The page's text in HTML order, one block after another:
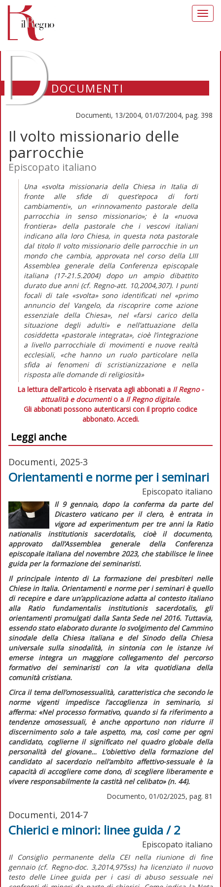
DOCUMENTI
Documenti, 13/2004, 01/07/2004, pag. 398
Il volto missionario delle
parrocchie
Episcopato italiano
Una «svolta missionaria della Chiesa in Italia di
fronte alle sfide di quest’epoca di forti
cambiamenti», un «rinnovamento pastorale della
parrocchia in senso missionario»; è la «nuova
frontiera» della pastorale che i vescovi italiani
indicano alla loro Chiesa, in questa nota pastorale
dal titolo Il volto missionario delle parrocchie in un
mondo che cambia, approvata nel corso della LIII
Assemblea generale della Conferenza episcopale
italiana (17-21.5.2004) dopo un ampio dibattito
durato due anni (cf. Regno-att. 10,2004,307). I punti
focali di tale «svolta» sono identificati nel «primo
annuncio del Vangelo, da riscoprire come azione
essenziale della Chiesa», nel «farsi carico della
situazione degli adulti» e nell’attuazione della
cosiddetta «pastorale integrata», cioè l’integrazione
a livello parrocchiale di movimenti e nuove realtà
ecclesiali, «che hanno un ruolo particolare nella
sfida ai fenomeni di scristianizzazione e nella
risposta alle domande di religiosità»
La lettura dell'articolo è riservata agli abbonati a Il Regno -
attualità e documentio a Il Regno digitale.
Gli abbonati possono autenticarsi con il proprio codice
abbonato. Accedi.
Leggi anche
Documenti, 2025-3
Orientamenti e norme per i seminari
Episcopato italiano
Il 9 gennaio, dopo la conferma da parte del
Dicastero vaticano per il clero, è entrata in
vigore ad experimentum per tre anni la Ratio
nationalis institutionis sacerdotalis, cioè il documento,
approvato dall’Assemblea generale della Conferenza
episcopale italiana del novembre 2023, che stabilisce le linee
guida per la formazione dei seminaristi.
Il principale intento di La formazione dei presbiteri nelle
Chiese in Italia. Orientamenti e norme per i seminariè quello
di recepire e dare un’applicazione adatta al contesto italiano
alla Ratio fundamentalis institutionis sacerdotalis,gli
orientamenti promulgati dalla Santa Sede nel 2016. Tuttavia,
essendo stato elaborato durante lo svolgimento del Cammino
sinodale della Chiesa italiana e del Sinodo della Chiesa
universale sulla sinodalità, in sintonia con le istanze ivi
emerse integra un maggiore collegamento del percorso
formativo dei seminaristi con la vita quotidiana della
comunità cristiana.
Circa il tema dell’omosessualità, caratteristica che secondo le
norme vigenti impedisce l’accoglienza in seminario, si
afferma: «Nel processo formativo, quando si fa riferimento a
tendenze omosessuali, è anche opportuno non ridurre il
discernimento solo a tale aspetto, ma, così come per ogni
candidato, coglierne il significato nel quadro globale della
personalità del giovane… L’obiettivo della formazione del
candidato al sacerdozio nell’ambito affettivo-sessuale è la
capacità di accogliere come dono, di scegliere liberamente e
vivere responsabilmente la castità nel celibato»(n. 44).
Documento, 01/02/2025, pag. 81
Documenti, 2014-7
Chierici e minori: linee guida / 2
Episcopato italiano
Il Consiglio permanente della CEI nella riunione di fine
gennaio (cf. Regno-doc. 3,2014,975ss) ha licenziato il nuovo
testo delle Linee guida per i casi di abuso sessuale nei